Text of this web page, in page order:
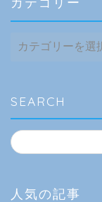
テ
ー
SEARCH
人気の記事